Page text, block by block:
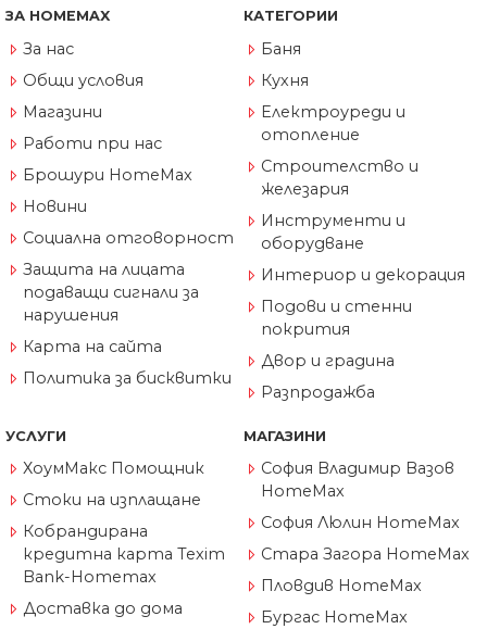
ЗА HOMEMAX
За нас
Общи условия
Магазини
Работи при нас
Брошури HomeMax
Новини
Социална отговорност
Защита на лицата
подаващи сигнали за
нарушения
Карта на сайта
Политика за бисквитки
КАТЕГОРИИ
Баня
Кухня
Електроуреди и
отопление
Строителство и
железария
Инструменти и
оборудване
Интериор и декорация
Подови и стенни
покрития
Двор и градина
Разпродажба
УСЛУГИ
ХоумМакс Помощник
Стоки на изплащане
Кобрандирана
кредитна карта Texim
Bank-Homemax
Доставка до дома
МАГАЗИНИ
София Владимир Вазов
HomeMax
София Люлин HomeMax
Стара Загора HomeMax
Пловдив HomeMax
Бургас HomeMax